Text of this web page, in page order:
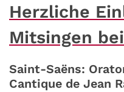
Herzliche
Mitsingen
Saint-Saëns:
Cantique de Jean